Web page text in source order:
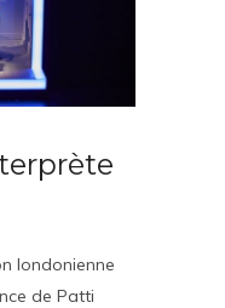
londonienne
de Patti